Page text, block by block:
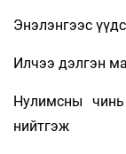
Энэлэнгээс
Илчээ дэлгэн
Нулимсны
нийтгэж